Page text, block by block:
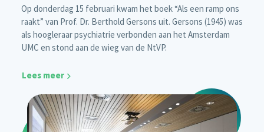
Op donderdag 15 februari kwam het boek“Als een ramp ons
raakt” van Prof. Dr. Berthold Gersons uit. Gersons (1945) was
als hoogleraar psychiatrie verbonden aan het Amsterdam
UMC en stond aan de wieg van de NtVP.
Lees meer